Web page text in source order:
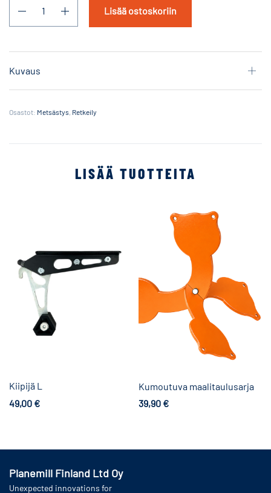
Lisää ostoskoriin
Kuvaus
Osastot: Metsästys, Retkeily
LISÄÄ TUOTTEITA
Kiipijä L
49,00 €
Kumoutuva maalitaulusarja
39,90 €
Planemill Finland Ltd Oy
Unexpected innovations for